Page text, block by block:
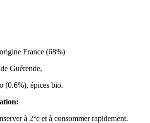
France (68%)
Guérende,
(0.6%), épices bio.
à 2°c et à consommer rapidement.